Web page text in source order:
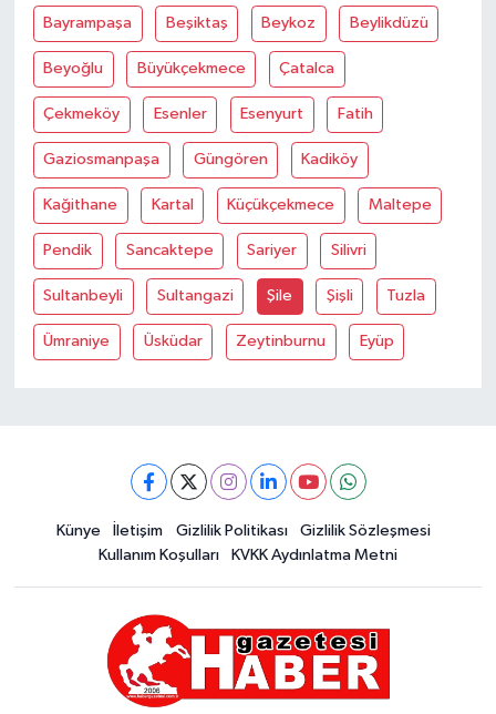
Bayrampaşa Beşiktaş Beykoz Beylikdüzü
Beyoğlu Büyükçekmece Çatalca
Çekmeköy Esenler Esenyurt Fatih
Gaziosmanpaşa Güngören Kadiköy
Kağithane Kartal Küçükçekmece Maltepe
Pendik Sancaktepe Sariyer Silivri
Sultanbeyli Sultangazi Şile Şişli Tuzla
Ümraniye Üsküdar Zeytinburnu Eyüp
Künye İletişim Gizlilik Politikası
Gizlilik Sözleşmesi
Kullanım Koşulları
KVKK Aydınlatma Metni